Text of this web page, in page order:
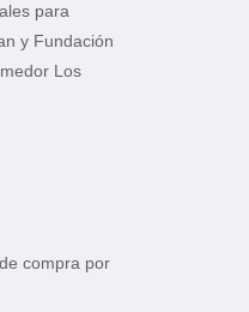
para
y Fundación
Los
compra por